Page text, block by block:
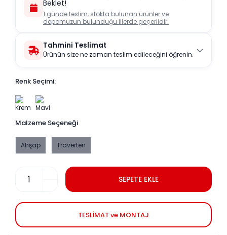
Beklet!
1 günde teslim, stokta bulunan ürünler ve
depomuzun bulunduğu illerde geçerlidir.
Tahmini Teslimat
Ürünün size ne zaman teslim edileceğini öğrenin.
Renk Seçimi:
Malzeme Seçeneği
Ahşap Traverten
SEPETE EKLE
TESLİMAT ve MONTAJ